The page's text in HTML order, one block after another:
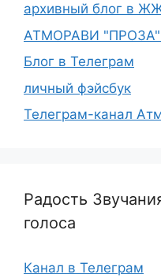
архивный блог в
АТМОРАВИ "ПРОЗА"
Блог в Телеграм
личный фэйсбук
Телеграм-канал
Радость
голоса
Канал в Телеграм